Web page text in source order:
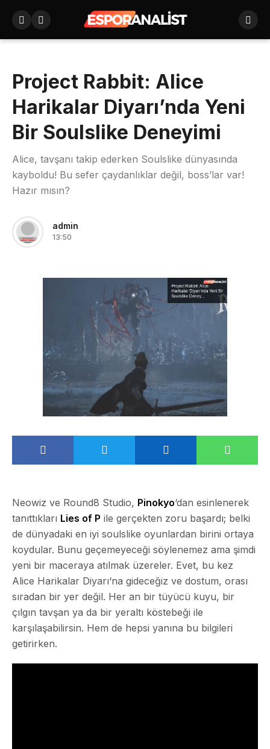
Project Rabbit: Alice
Harikalar Diyarı’nda Yeni
Bir Soulslike Deneyimi
Alice, tavşanı takip ederken Soulslike dünyasında
kayboldu! Bu sefer çaydanlıklar değil, boss’lar var!
Hazır mısın?
admin
13:50
Neowiz ve Round8 Studio, Pinokyo‘dan esinlenerek
tanıttıkları Lies of P ile gerçekten zoru başardı; belki
de dünyadaki en iyi soulslike oyunlardan birini ortaya
koydular. Bunu geçemeyeceği söylenemez ama şimdi
yeni bir maceraya atılmak üzereler. Evet, bu kez
Alice Harikalar Diyarı‘na gideceğiz ve dostum, orası
sıradan bir yer değil. Her an bir tüyücü kuyu, bir
çılgın tavşan ya da bir yeraltı köstebeği ile
karşılaşabilirsin. Hem de hepsi yanına bu bilgileri
getirirken.